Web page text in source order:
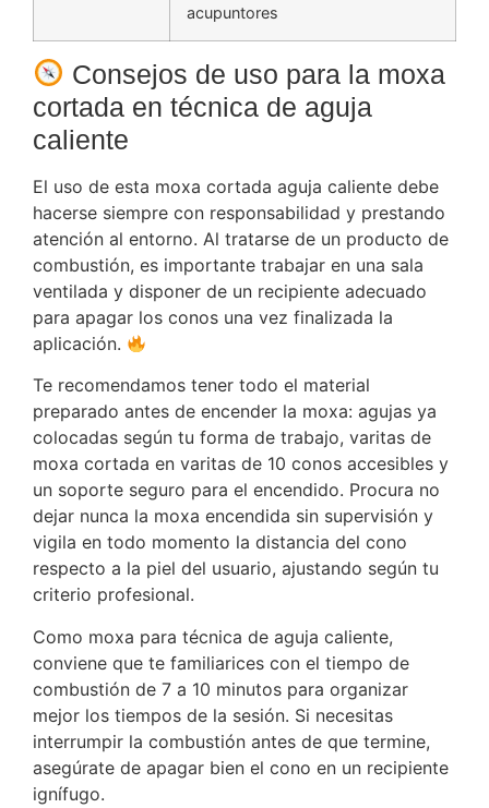
acupuntores
Consejos de uso para la moxa
cortada en técnica de aguja
caliente
El uso de esta moxa cortada aguja caliente debe
hacerse siempre con responsabilidad y prestando
atención al entorno. Al tratarse de un producto de
combustión, es importante trabajar en una sala
ventilada y disponer de un recipiente adecuado
para apagar los conos una vez finalizada la
aplicación.
Te recomendamos tener todo el material
preparado antes de encender la moxa: agujas ya
colocadas según tu forma de trabajo, varitas de
moxa cortada en varitas de 10 conos accesibles y
un soporte seguro para el encendido. Procura no
dejar nunca la moxa encendida sin supervisión y
vigila en todo momento la distancia del cono
respecto a la piel del usuario, ajustando según tu
criterio profesional.
Como moxa para técnica de aguja caliente,
conviene que te familiarices con el tiempo de
combustión de 7 a 10 minutos para organizar
mejor los tiempos de la sesión. Si necesitas
interrumpir la combustión antes de que termine,
asegúrate de apagar bien el cono en un recipiente
ignífugo.